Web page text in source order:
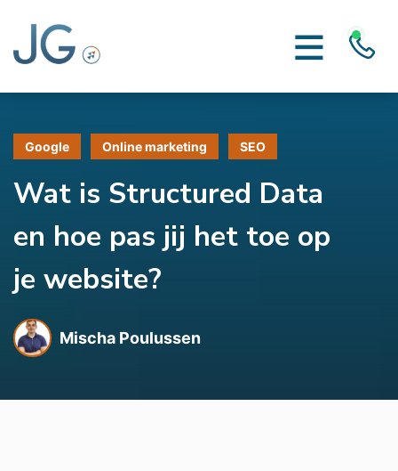
Google Online marketing SEO
Wat is Structured Data
en hoe pas jij het toe op
je website?
Mischa Poulussen